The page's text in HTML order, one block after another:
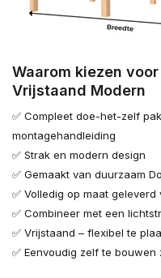
Waarom kiezen
Vrijstaand Modern
✅ Compleet doe-het-zelf
montagehandleiding
✅ Strak en modern design
✅ Gemaakt van duurzaam
✅ Volledig op maat
✅ Combineer met een
✅ Vrijstaand – flexibel te
✅ Eenvoudig zelf te